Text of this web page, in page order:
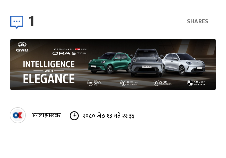
1 SHARES
अनलाइनखबर २०८० जेठ १३ गते २२:३६